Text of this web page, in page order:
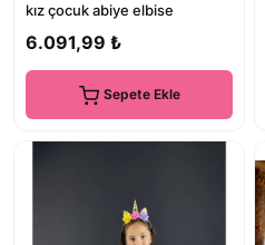
kız çocuk abiye elbise
6.091,99 ₺
Sepete Ekle